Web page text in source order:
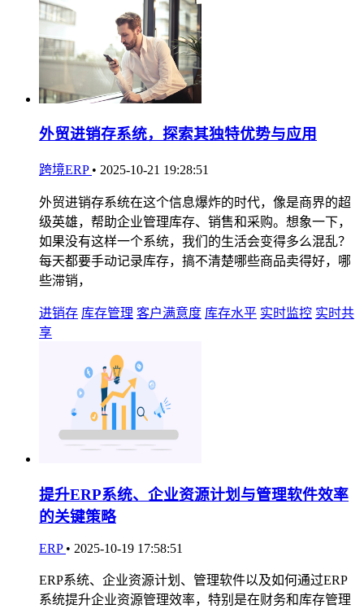
外贸进销存系统，探索其独特优势与应用
跨境ERP • 2025-10-21 19:28:51
外贸进销存系统在这个信息爆炸的时代，像是商界的超
级英雄，帮助企业管理库存、销售和采购。想象一下，
如果没有这样一个系统，我们的生活会变得多么混乱？
每天都要手动记录库存，搞不清楚哪些商品卖得好，哪
些滞销，
进销存 库存管理 客户满意度 库存水平 实时监控 实时共
享
提升ERP系统、企业资源计划与管理软件效率
的关键策略
ERP • 2025-10-19 17:58:51
ERP系统、企业资源计划、管理软件以及如何通过ERP
系统提升企业资源管理效率，特别是在财务和库存管理